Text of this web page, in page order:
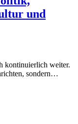
und
kontinuierlich weiter.
sondern…